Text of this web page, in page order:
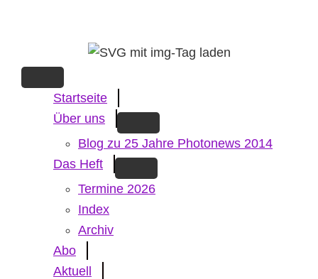
content
Startseite
Über uns
Blog zu 25 Jahre Photonews 2014
Das Heft
Termine 2026
Index
Archiv
Abo
Aktuell